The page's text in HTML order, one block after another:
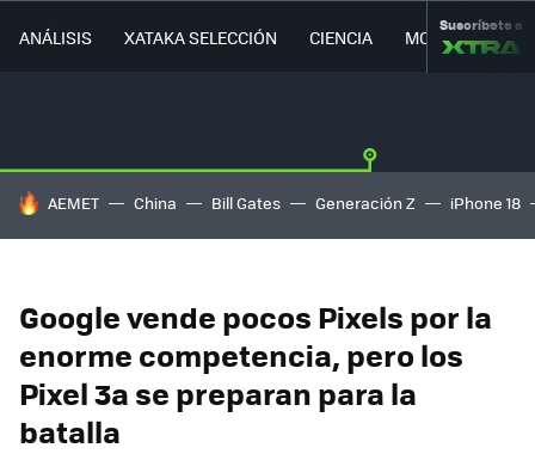
ANÁLISIS XATAKA SELECCIÓN CIENCIA MOVILIDAD
Suscríbete a
HOY SE HABLA DE
AEMET China Bill Gates Generación Z iPhone 18
Google vende pocos Pixels por la
enorme competencia, pero los
Pixel 3a se preparan para la
batalla